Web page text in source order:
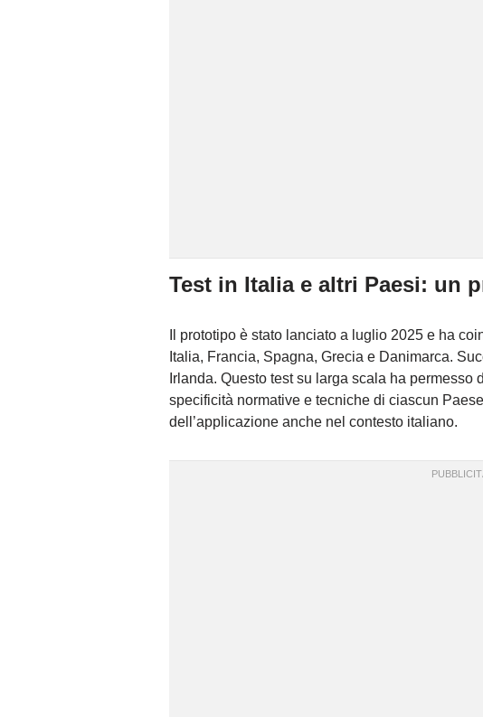
Test in Italia e altri Paesi: un
Il prototipo è stato lanciato a luglio 2025 e ha
Italia, Francia, Spagna, Grecia e Danimarca.
Irlanda. Questo test su larga scala ha
specificità normative e tecniche di ciascun
dell’applicazione anche nel contesto italiano.